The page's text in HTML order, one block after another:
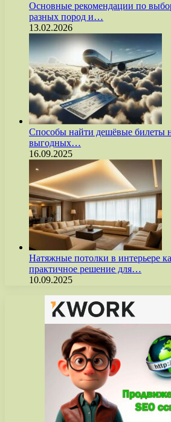
Основные рекомендации по
разных пород и…
13.02.2026
Способы найти дешёвые билеты
выгодных…
16.09.2025
Натяжные потолки в интерьере
практичное решение для…
10.09.2025